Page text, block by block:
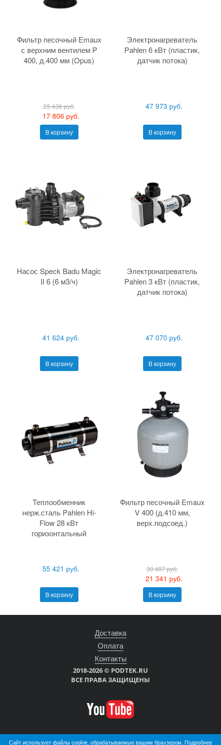
Фильтр песочный Emaux
с верхним вентилем P
400, д.400 мм (Opus)
25 436 руб.
17 806 руб.
В корзину
Электронагреватель
Pahlen 6 кВт (пластик,
датчик потока)
47 973 руб.
В корзину
Насос Speck Badu Magic
II 6 (6 м3/ч)
41 624 руб.
В корзину
Электронагреватель
Pahlen 3 кВт (пластик,
датчик потока)
47 070 руб.
В корзину
Теплообменник
нерж.сталь Pahlen Hi-
Flow 28 кВт
горизонтальный
55 421 руб.
В корзину
Фильтр песочный Emaux
V 400 (д.410 мм,
верх.подсоед.)
30 487 руб.
21 341 руб.
В корзину
Доставка
Оплата
Контакты
2018-2026 © PODTEK.RU
ВСЕ ПРАВА ЗАЩИЩЕНЫ
Сайт использует файлы cookie, обрабатываемые вашим браузером. Подробнее